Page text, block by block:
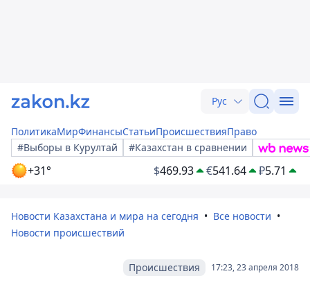
Рус
ПолитикаМирФинансыСтатьиПроисшествияПраво
#Выборы в Курултай
#Казахстан в сравнении
+31° $469.93 €541.64 ₽5.71
Новости Казахстана и мира на сегодня
Все новости
Новости происшествий
17:23, 23 апреля 2018
Происшествия